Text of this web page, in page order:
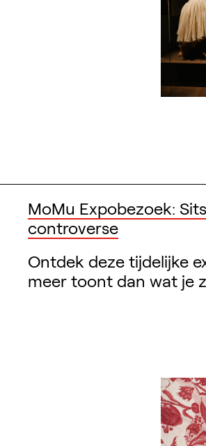
MoMu Expobezoek:
controverse
Ontdek deze tijdelijke
meer toont dan wat je